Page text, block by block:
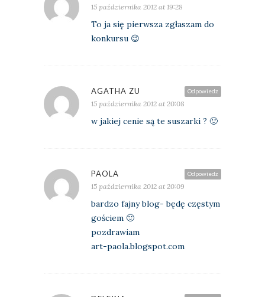
15 października 2012 at 19:28
To ja się pierwsza zgłaszam do
konkursu 😉
Odpowiedz
AGATHA ZU
15 października 2012 at 20:08
w jakiej cenie są te suszarki ? 🙂
Odpowiedz
PAOLA
15 października 2012 at 20:09
bardzo fajny blog- będę częstym
gościem 🙂
pozdrawiam
art-paola.blogspot.com